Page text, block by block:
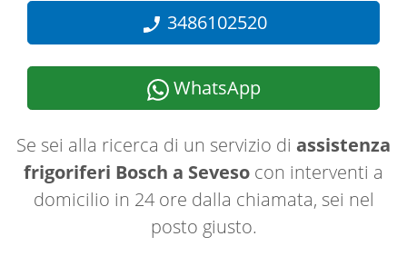
3486102520
WhatsApp
Se sei alla ricerca di un servizio di assistenza
frigoriferi Bosch a Seveso con interventi a
domicilio in 24 ore dalla chiamata, sei nel
posto giusto.